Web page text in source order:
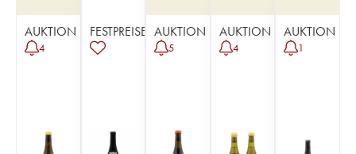
AUKTION
4
FESTPREISE AUKTION
5
AUKTION
4
AUKTION
1